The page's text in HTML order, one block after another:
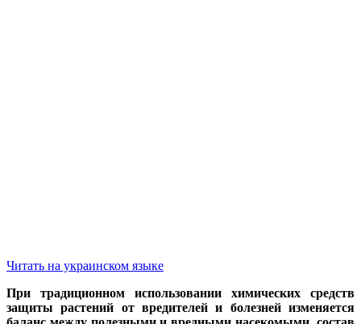
Читать на украинском языке
При традиционном использовании химических средств
защиты растений от вредителей и болезней изменяется